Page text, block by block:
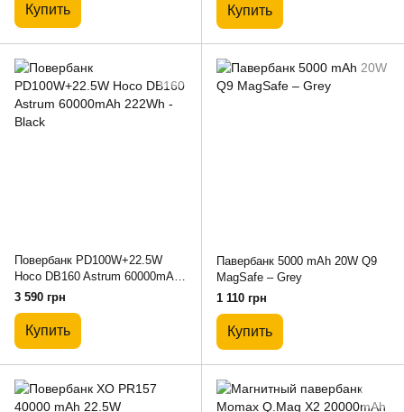
Купить Купить
Повербанк PD100W+22.5W
Hoco DB160 Astrum 60000mAh
222Wh - Black
3 590 грн
Купить
Павербанк 5000 mAh 20W Q9
MagSafe – Grey
1 110 грн
Купить